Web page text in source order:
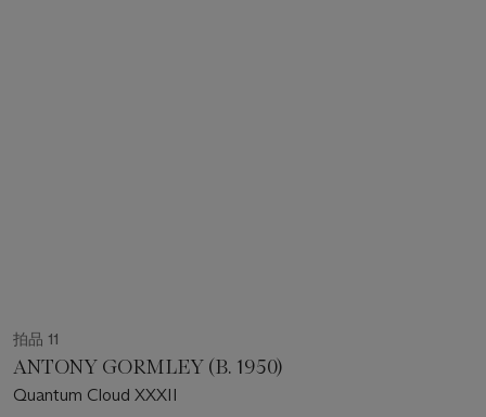
拍品 11
ANTONY GORMLEY (B. 1950)
Quantum Cloud XXXII